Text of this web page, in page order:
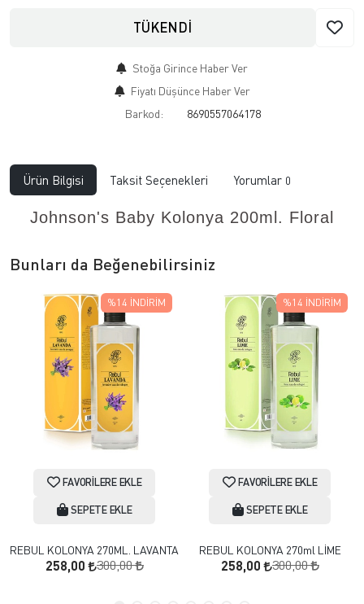
TÜKENDİ
Stoğa Girince Haber Ver
Fiyatı Düşünce Haber Ver
Barkod:
8690557064178
Ürün Bilgisi Taksit Seçenekleri Yorumlar 0
Johnson's Baby Kolonya 200ml. Floral
Bunları da Beğenebilirsiniz
FAVORILERE EKLE
SEPETE EKLE
REBUL KOLONYA 270ML. LAVANTA
258,00 300,00
%14 İNDIRIM
FAVORILERE EKLE
SEPETE EKLE
REBUL KOLONYA 270ml LİME
258,00 300,00
%14 İNDIRIM